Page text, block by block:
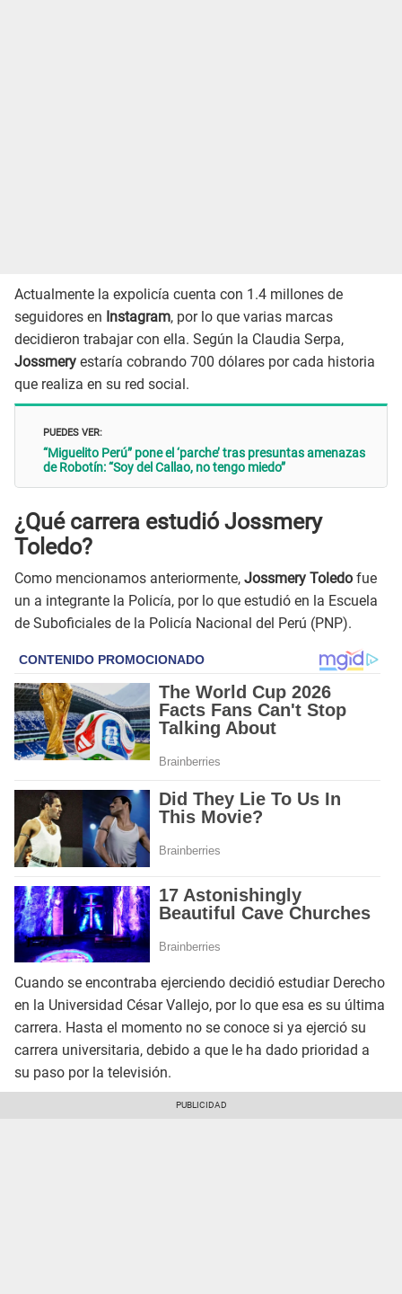
Actualmente la expolicía cuenta con 1.4 millones de
seguidores en Instagram, por lo que varias marcas
decidieron trabajar con ella. Según la Claudia Serpa,
Jossmery estaría cobrando 700 dólares por cada historia
que realiza en su red social.
PUEDES VER:
“Miguelito Perú” pone el ‘parche’ tras presuntas amenazas
de Robotín: “Soy del Callao, no tengo miedo”
¿Qué carrera estudió Jossmery
Toledo?
Como mencionamos anteriormente, Jossmery Toledo fue
un a integrante la Policía, por lo que estudió en la Escuela
de Suboficiales de la Policía Nacional del Perú (PNP).
Cuando se encontraba ejerciendo decidió estudiar Derecho
en la Universidad César Vallejo, por lo que esa es su última
carrera. Hasta el momento no se conoce si ya ejerció su
carrera universitaria, debido a que le ha dado prioridad a
su paso por la televisión.